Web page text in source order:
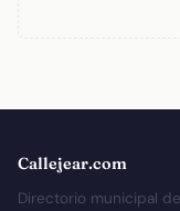
Callejear.com
Directorio municipal